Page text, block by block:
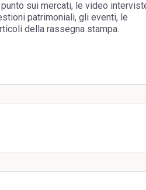
sui mercati, le video
patrimoniali, gli eventi, le
della rassegna stampa.